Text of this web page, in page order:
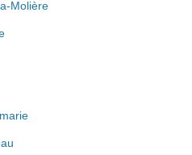
Molière